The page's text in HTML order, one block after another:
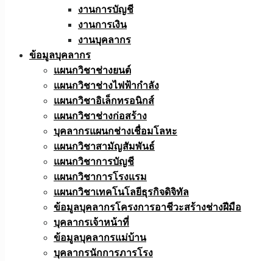
งานการบัญชี
งานการเงิน
งานบุคลากร
ข้อมูลบุคลากร
แผนกวิชาช่างยนต์
แผนกวิชาช่างไฟฟ้ากำลัง
แผนกวิชาอิเล็กทรอนิกส์
แผนกวิชาช่างก่อสร้าง
บุคลากรแผนกช่างเชื่อมโลหะ
แผนกวิชาสามัญสัมพันธ์
แผนกวิชาการบัญชี
แผนกวิชาการโรงแรม
แผนกวิชาเทคโนโลยีธุรกิจดิจิทัล
ข้อมูลบุคลากรโครงการอาชีวะสร้างช่างฝีมือ
บุคลากรเจ้าหน้าที่
ข้อมูลบุคลากรแม่บ้าน
บุคลากรนักการภารโรง